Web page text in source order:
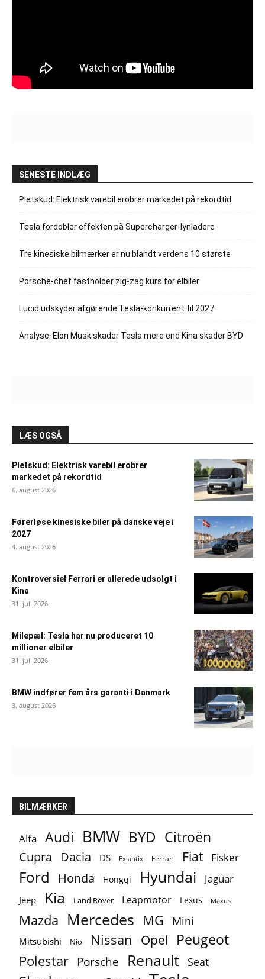
SENESTE INDLÆG
Pletskud: Elektrisk varebil erobrer markedet på rekordtid
Tesla fordobler effekten på Supercharger-lynladere
Tre kinesiske bilmærker er nu blandt verdens 10 største
Porsche-chef fastholder zig-zag kurs for elbiler
Lucid udskyder afgørende Tesla-konkurrent til 2027
Analyse: Elon Musk skader Tesla mere end Kina skader BYD
LÆS OGSÅ
Pletskud: Elektrisk varebil erobrer
markedet på rekordtid
6. august 2026
Førerløse kinesiske biler på danske veje i
2027
4. august 2026
Kontroversiel Ferrari er allerede udsolgt i
Kina
31. juli 2026
Milepæl: Tesla har nu produceret 10
millioner elbiler
31. juli 2026
BMW indfører fem års garanti i Danmark
3. august 2026
BILMÆRKER
Alfa Audi BMW BYD Citroën
Cupra Dacia DS Exlantix Ferrari Fiat Fisker
Ford Honda Hongqi Hyundai Jaguar
Jeep Kia Land Rover Leapmotor Lexus Maxus
Mazda Mercedes MG Mini
Mitsubishi Nio Nissan Opel Peugeot
Polestar Porsche Renault Seat